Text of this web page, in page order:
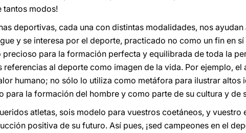
tantos modos!
deportivas, cada una con distintas modalidades, nos
y se interesa por el deporte, practicado no como un fin en
precioso para la formación perfecta y equilibrada de toda la
referencias al deporte como imagen de la vida. Por ejemplo,
humano; no sólo lo utiliza como metáfora para ilustrar altos
para la formación del hombre y como parte de su cultura y de
atletas, sois modelo para vuestros coetáneos, y
positiva de su futuro. Así pues, ¡sed campeones en el